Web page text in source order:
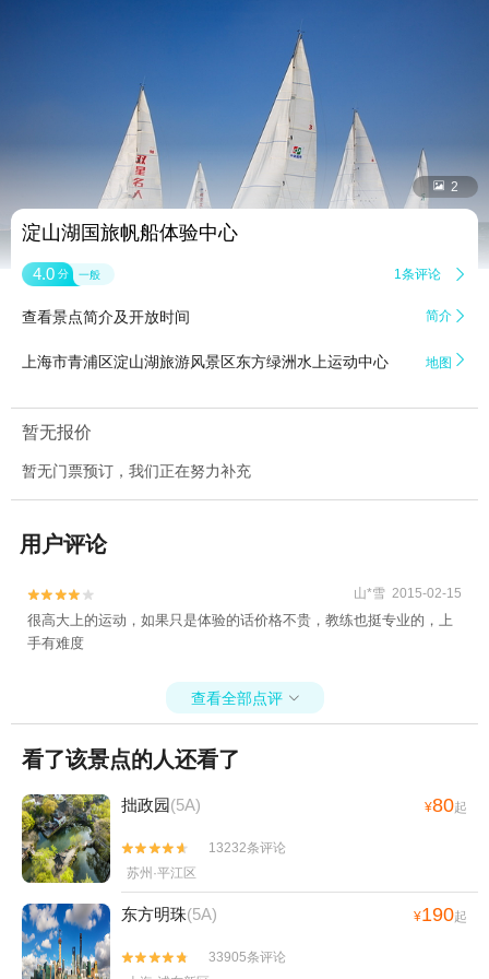
 2
淀山湖国旅帆船体验中心
4.0 分 一般 1条评论 
查看景点简介及开放时间 简介 
上海市青浦区淀山湖旅游风景区东方绿洲水上运动中心 地图 
暂无报价
暂无门票预订，我们正在努力补充
用户评论

 山*雪 2015-02-15
很高大上的运动，如果只是体验的话价格不贵，教练也挺专业的，上
手有难度
查看全部点评 
看了该景点的人还看了
拙政园(5A) ¥80起


13232条评论
苏州·平江区
东方明珠(5A) ¥190起


33905条评论